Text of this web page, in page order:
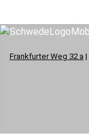
Frankfurter Weg 32 a |